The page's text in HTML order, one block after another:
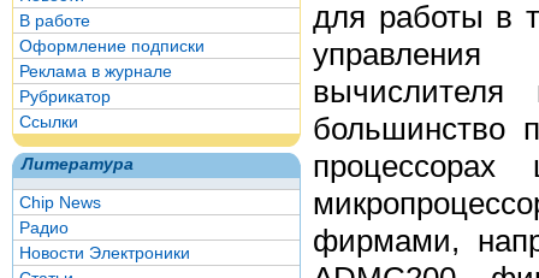
В работе
Оформление подписки
Реклама в журнале
Рубрикатор
Ссылки
Литература
Chip News
Радио
Новости Электроники
для работы в
управления
вычислителя
большинство
фирмами,